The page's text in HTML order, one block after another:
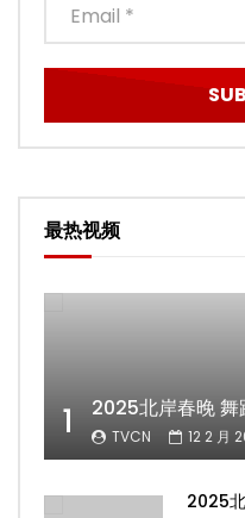
最热视频
1 2025北岸春晚 舞
TVCN 12 2 月
2025